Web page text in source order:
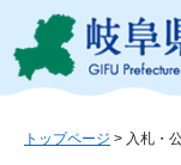
ジ
ュ
トップページ > 入札・